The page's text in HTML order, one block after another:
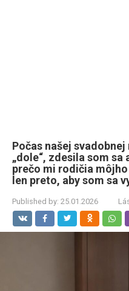
Počas našej
„dole“, zdesila som
prečo mi rodičia
len preto, aby som sa
Published by: 25.01.2026